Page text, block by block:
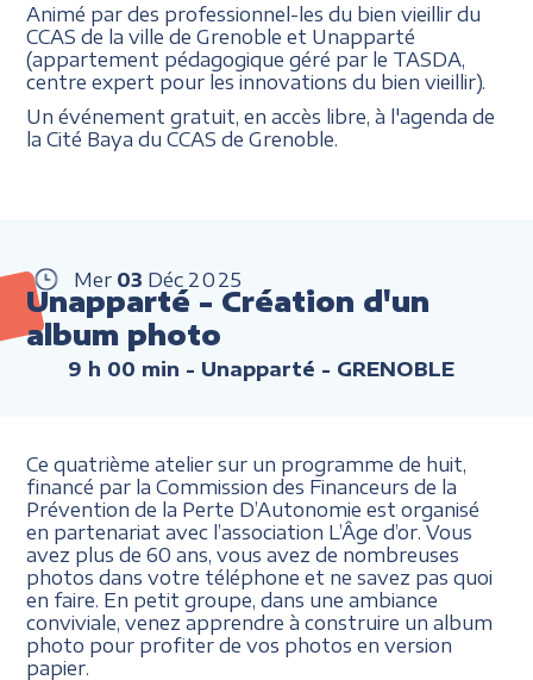
Animé par des professionnel-les du bien vieillir du
CCAS de la ville de Grenoble et Unapparté
(appartement pédagogique géré par le TASDA,
centre expert pour les innovations du bien vieillir).
Un événement gratuit, en accès libre, à l'agenda de
la Cité Baya du CCAS de Grenoble.
Mer 03 Déc 2025
Unapparté - Création d'un
album photo
9 h 00 min - Unapparté - GRENOBLE
Ce quatrième atelier sur un programme de huit,
financé par la Commission des Financeurs de la
Prévention de la Perte D’Autonomie est organisé
en partenariat avec l’association L’Âge d’or. Vous
avez plus de 60 ans, vous avez de nombreuses
photos dans votre téléphone et ne savez pas quoi
en faire. En petit groupe, dans une ambiance
conviviale, venez apprendre à construire un album
photo pour profiter de vos photos en version
papier.